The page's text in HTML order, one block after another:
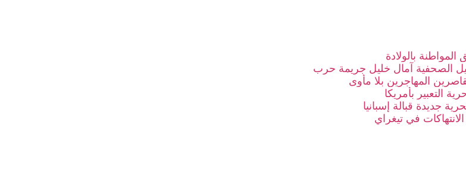
المواطنة بالولادة
الصحفية آمال خليل جريمة حرب
المهاجرين بلا مأوى
التعبير بأمريكا
في تيغراي